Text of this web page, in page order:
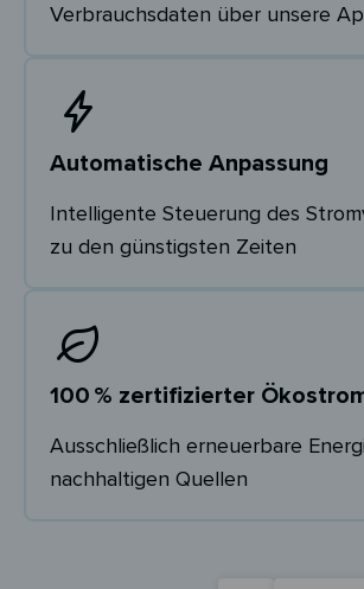
Verbrauchsdaten über unsere
Automatische Anpassung
Intelligente Steuerung des
zu den günstigsten Zeiten
100 % zertifizierter
Ausschließlich erneuerbare
nachhaltigen Quellen